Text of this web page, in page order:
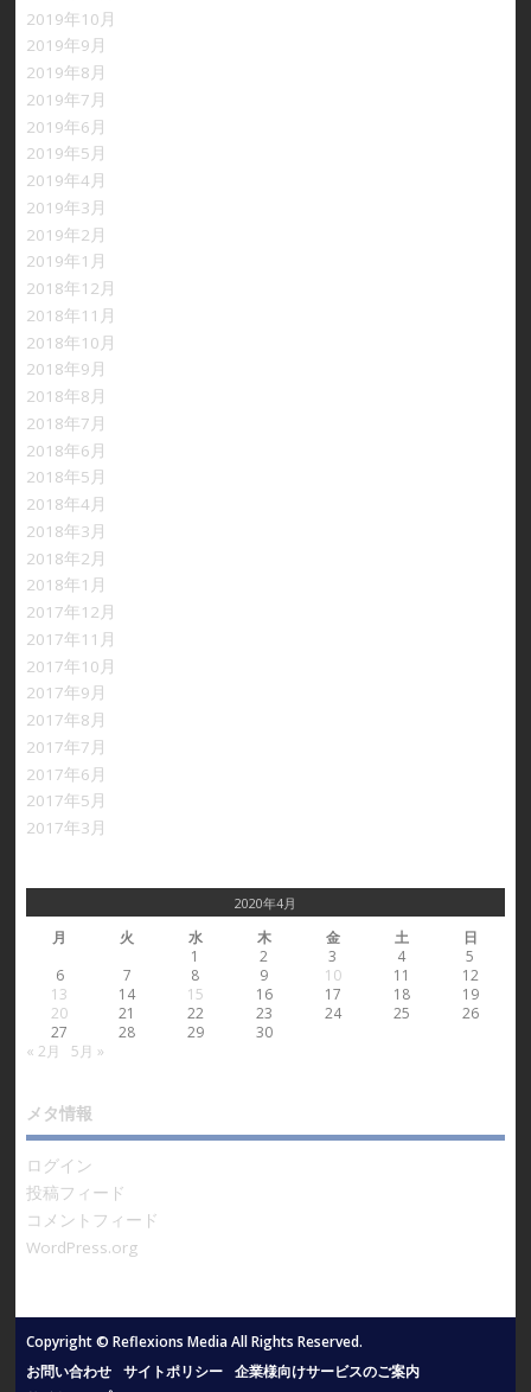
2019年10月
2019年9月
2019年8月
2019年7月
2019年6月
2019年5月
2019年4月
2019年3月
2019年2月
2019年1月
2018年12月
2018年11月
2018年10月
2018年9月
2018年8月
2018年7月
2018年6月
2018年5月
2018年4月
2018年3月
2018年2月
2018年1月
2017年12月
2017年11月
2017年10月
2017年9月
2017年8月
2017年7月
2017年6月
2017年5月
2017年3月
2020年4月
月 火 水 木 金 土
日
1
2 3 4
5
6
7 8 9 10 11
12
13
14 15 16 17 18
19
20
21 22 23 24 25
26
27
28 29
30
« 2月
5月 »
メタ情報
ログイン
投稿フィード
コメントフィード
WordPress.org
Copyright © Reflexions Media All Rights Reserved.
お問い合わせ サイトポリシー 企業様向けサービスのご案内